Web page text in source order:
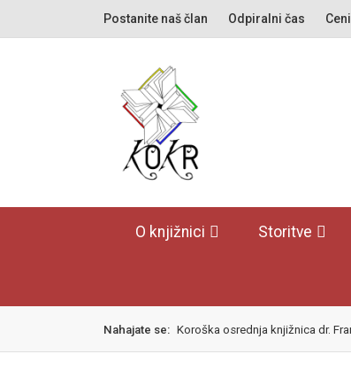
glavno
dostopnosti
Postanite naš član Odpiralni čas
O knjižnici Storitve
Nahajate se: Koroška osrednja knjižnica dr.